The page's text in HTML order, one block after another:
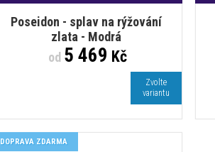
Poseidon - splav na rýžování
zlata - Modrá
od5 469 Kč
Zvolte
variantu
DOPRAVA ZDARMA